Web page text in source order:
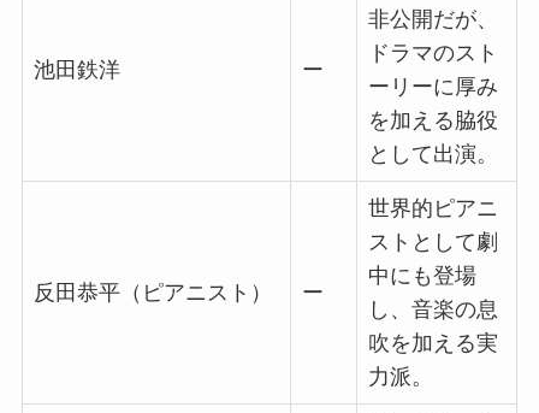
池田鉄洋 ー
非公開だが、
ドラマのスト
ーリーに厚み
を加える脇役
として出演。
反田恭平（ピアニスト） ー
世界的ピアニ
ストとして劇
中にも登場
し、音楽の息
吹を加える実
力派。